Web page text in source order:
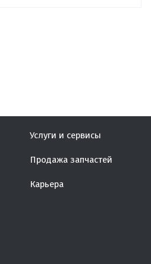
Услуги и сервисы
Продажа запчастей
Карьера